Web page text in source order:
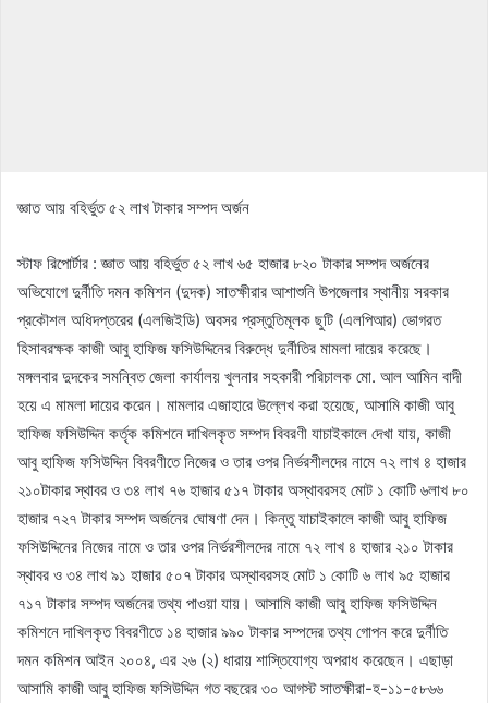
জ্ঞাত আয় বহির্ভুত ৫২ লাখ টাকার সম্পদ অর্জন
স্টাফ রিপোর্টার : জ্ঞাত আয় বহির্ভুত ৫২ লাখ ৬৫ হাজার ৮২০ টাকার সম্পদ অর্জনের
অভিযোগে দুর্নীতি দমন কমিশন (দুদক) সাতক্ষীরার আশাশুনি উপজেলার স্থানীয় সরকার
প্রকৌশল অধিদপ্তরের (এলজিইডি) অবসর প্রস্তুতিমূলক ছুটি (এলপিআর) ভোগরত
হিসাবরক্ষক কাজী আবু হাফিজ ফসিউদ্দিনের বিরুদ্ধে দুর্নীতির মামলা দায়ের করেছে।
মঙ্গলবার দুদকের সমন্বিত জেলা কার্যালয় খুলনার সহকারী পরিচালক মো. আল আমিন বাদী
হয়ে এ মামলা দায়ের করেন। মামলার এজাহারে উল্লেখ করা হয়েছে, আসামি কাজী আবু
হাফিজ ফসিউদ্দিন কর্তৃক কমিশনে দাখিলকৃত সম্পদ বিবরণী যাচাইকালে দেখা যায়, কাজী
আবু হাফিজ ফসিউদ্দিন বিবরণীতে নিজের ও তার ওপর নির্ভরশীলদের নামে ৭২ লাখ ৪ হাজার
২১০টাকার স্থাবর ও ৩৪ লাখ ৭৬ হাজার ৫১৭ টাকার অস্থাবরসহ মোট ১ কোটি ৬লাখ ৮০
হাজার ৭২৭ টাকার সম্পদ অর্জনের ঘোষণা দেন। কিন্তু যাচাইকালে কাজী আবু হাফিজ
ফসিউদ্দিনের নিজের নামে ও তার ওপর নির্ভরশীলদের নামে ৭২ লাখ ৪ হাজার ২১০ টাকার
স্থাবর ও ৩৪ লাখ ৯১ হাজার ৫০৭ টাকার অস্থাবরসহ মোট ১ কোটি ৬ লাখ ৯৫ হাজার
৭১৭ টাকার সম্পদ অর্জনের তথ্য পাওয়া যায়। আসামি কাজী আবু হাফিজ ফসিউদ্দিন
কমিশনে দাখিলকৃত বিবরণীতে ১৪ হাজার ৯৯০ টাকার সম্পদের তথ্য গোপন করে দুর্নীতি
দমন কমিশন আইন ২০০৪, এর ২৬ (২) ধারায় শাস্তিযোগ্য অপরাধ করেছেন। এছাড়া
আসামি কাজী আবু হাফিজ ফসিউদ্দিন গত বছরের ৩০ আগস্ট সাতক্ষীরা-হ-১১-৫৮৬৬